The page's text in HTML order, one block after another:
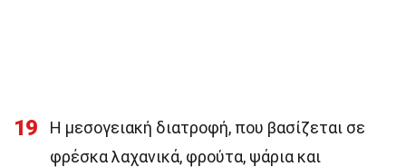
19
Η μεσογειακή διατροφή, που βασίζεται σε
φρέσκα λαχανικά, φρούτα, ψάρια και